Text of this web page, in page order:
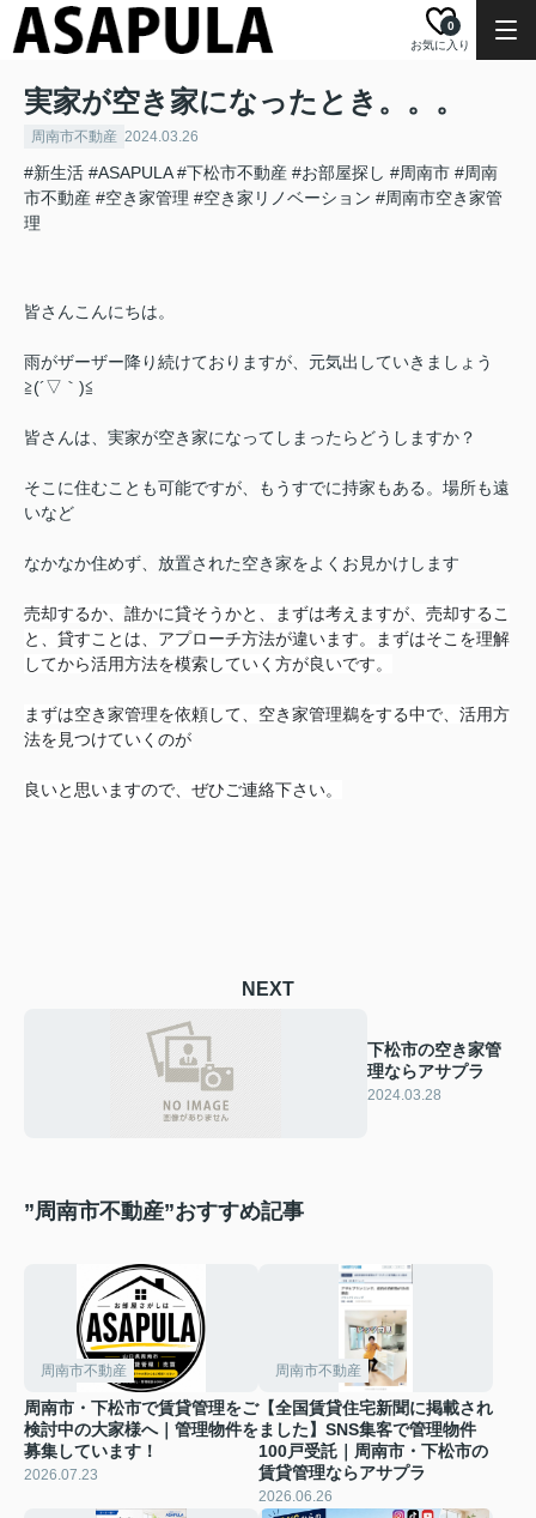
お気に入り
0
実家が空き家になったとき。。。
周南市不動産 2024.03.26
#新生活 #ASAPULA #下松市不動産 #お部屋探し #周南市 #周南
市不動産 #空き家管理 #空き家リノベーション #周南市空き家管
理
皆さんこんにちは。
雨がザーザー降り続けておりますが、元気出していきましょう
≧(´▽｀)≦
皆さんは、実家が空き家になってしまったらどうしますか？
そこに住むことも可能ですが、もうすでに持家もある。場所も遠
いなど
なかなか住めず、放置された空き家をよくお見かけします
売却するか、誰かに貸そうかと、まずは考えますが、売却するこ
と、貸すことは、アプローチ方法が違います。まずはそこを理解
してから活用方法を模索していく方が良いです。
まずは空き家管理を依頼して、空き家管理鵜をする中で、活用方
法を見つけていくのが
良いと思いますので、ぜひご連絡下さい。
NEXT
下松市の空き家管
理ならアサプラ
2024.03.28
”周南市不動産”おすすめ記事
周南市不動産
周南市・下松市で賃貸管理をご
検討中の大家様へ｜管理物件を
募集しています！
2026.07.23
周南市不動産
【全国賃貸住宅新聞に掲載され
ました】SNS集客で管理物件
100戸受託｜周南市・下松市の
賃貸管理ならアサプラ
2026.06.26